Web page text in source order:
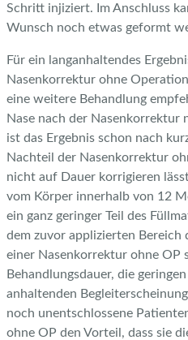
Schritt injiziert. Im Anschluss
Wunsch noch etwas geformt
Für ein langanhaltendes
Nasenkorrektur ohne
eine weitere Behandlung
Nase nach der Nasenkorrektur
ist das Ergebnis schon nach
Nachteil der Nasenkorrektur
nicht auf Dauer korrigieren
vom Körper innerhalb von 12
ein ganz geringer Teil des
dem zuvor applizierten Bereich
einer Nasenkorrektur ohne OP
Behandlungsdauer, die
anhaltenden
noch unentschlossene
ohne OP den Vorteil, dass sie